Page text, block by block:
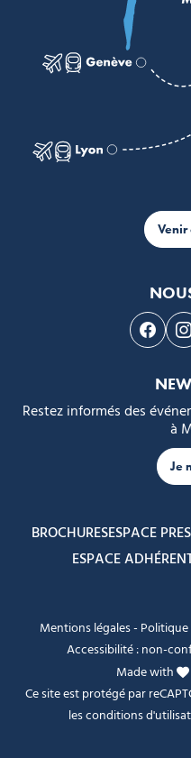
Venir
Restez informés des
à
Je
BROCHURESESPACE
ESPACE
Mentions légales-
Accessibilité : non-
Made with
Ce site est protégé par
lesconditions